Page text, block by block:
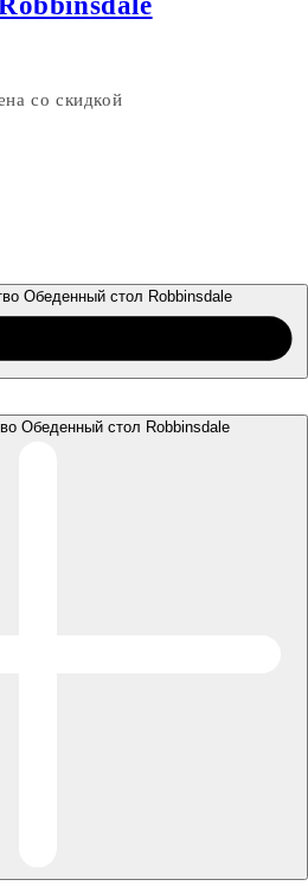
со скидкой
Обеденный стол Robbinsdale
Обеденный стол Robbinsdale